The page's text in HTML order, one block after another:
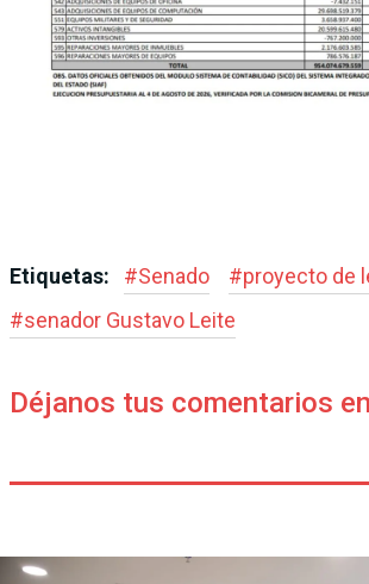
Etiquetas: #Senado #proyecto de
#senador Gustavo Leite
Déjanos tus comentarios